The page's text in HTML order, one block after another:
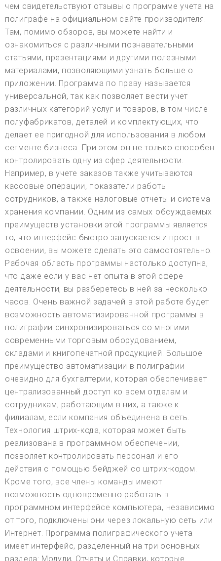
чем свидетельствуют отзывы о программе учета на
полиграфе на официальном сайте производителя.
Там, помимо обзоров, вы можете найти и
ознакомиться с различными познавательными
статьями, презентациями и другими полезными
материалами, позволяющими узнать больше о
приложении. Программа по праву называется
универсальной, так как позволяет вести учет
различных категорий услуг и товаров, в том числе
полуфабрикатов, деталей и комплектующих, что
делает ее пригодной для использования в любом
сегменте бизнеса. При этом он не только способен
контролировать одну из сфер деятельности.
Например, в учете заказов также учитываются
кассовые операции, показатели работы
сотрудников, а также налоговые отчеты и система
хранения компании. Одним из самых обсуждаемых
преимуществ установки этой программы является
то, что интерфейс быстро запускается и прост в
освоении, вы можете сделать это самостоятельно.
Рабочая область программы настолько доступна,
что даже если у вас нет опыта в этой сфере
деятельности, вы разберетесь в ней за несколько
часов. Очень важной задачей в этой работе будет
возможность автоматизированной программы в
полиграфии синхронизироваться со многими
современными торговым оборудованием,
складами и книгопечатной продукцией. Большое
преимущество автоматизации в полиграфии
очевидно для бухгалтерии, которая обеспечивает
централизованный доступ ко всем отделам и
сотрудникам, работающим в них, а также к
филиалам, если компания объединена в сеть.
Технология штрих-кода, которая может быть
реализована в программном обеспечении,
позволяет контролировать персонал и его
действия с помощью бейджей со штрих-кодом.
Кроме того, все члены команды имеют
возможность одновременно работать в
программном интерфейсе компьютера, независимо
от того, подключены они через локальную сеть или
Интернет. Программа полиграфического учета
имеет интерфейс, разделенный на три основных
раздела: Модули, Отчеты и Справки, которые